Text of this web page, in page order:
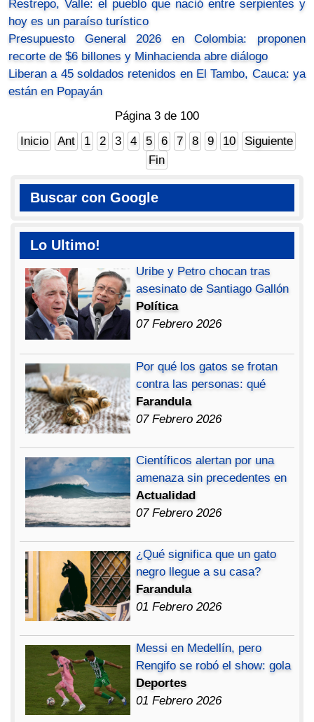
Restrepo, Valle: el pueblo que nació entre serpientes y
hoy es un paraíso turístico
Presupuesto General 2026 en Colombia: proponen
recorte de $6 billones y Minhacienda abre diálogo
Liberan a 45 soldados retenidos en El Tambo, Cauca: ya
están en Popayán
Página 3 de 100
Inicio
Ant 1 2 3 4 5 6 7 8 9 10
Siguiente
Fin
Buscar con Google
Lo Ultimo!
Uribe y Petro chocan tras
asesinato de Santiago Gallón
Política
07 Febrero 2026
Por qué los gatos se frotan
contra las personas: qué
Farandula
07 Febrero 2026
Científicos alertan por una
amenaza sin precedentes en
Actualidad
07 Febrero 2026
¿Qué significa que un gato
negro llegue a su casa?
Farandula
01 Febrero 2026
Messi en Medellín, pero
Rengifo se robó el show: gola
Deportes
01 Febrero 2026